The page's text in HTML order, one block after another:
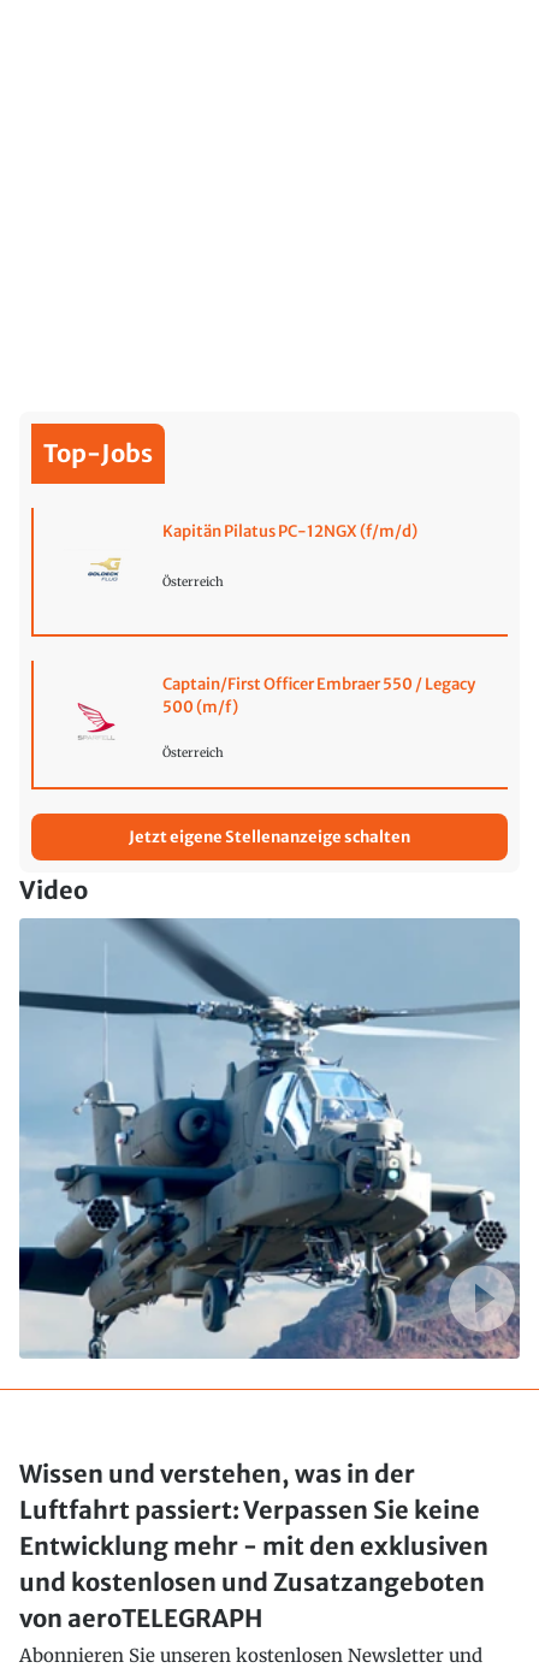
Top-Jobs
Kapitän Pilatus PC-12NGX (f/m/d)
Österreich
Captain/First Officer Embraer 550 / Legacy
500 (m/f)
Österreich
Jetzt eigene Stellenanzeige schalten
Video
Wissen und verstehen, was in der
Luftfahrt passiert: Verpassen Sie keine
Entwicklung mehr - mit den exklusiven
und kostenlosen und Zusatzangeboten
von aeroTELEGRAPH
Abonnieren Sie unseren kostenlosen Newsletter und